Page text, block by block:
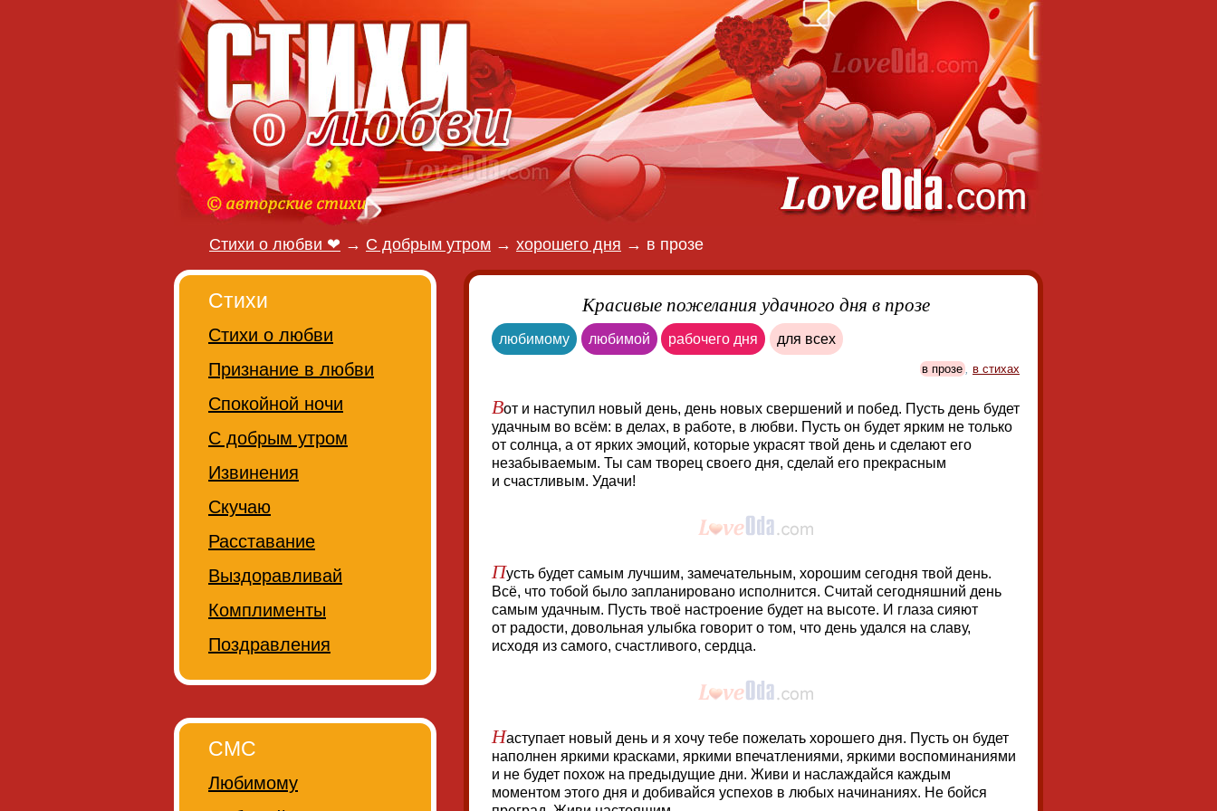
Стихи о любви ❤ → С добрым утром → хорошего дня → в прозе
Красивые пожелания удачного дня в прозе
любимому любимой рабочего дня для всех
в прозе в стихах
Вот и наступил новый день, день новых свершений и побед. Пусть день будет
удачным во всём: в делах, в работе, в любви. Пусть он будет ярким не только
от солнца, а от ярких эмоций, которые украсят твой день и сделают его
незабываемым. Ты сам творец своего дня, сделай его прекрасным
и счастливым. Удачи!
Пусть будет самым лучшим, замечательным, хорошим сегодня твой день.
Всё, что тобой было запланировано исполнится. Считай сегодняшний день
самым удачным. Пусть твоё настроение будет на высоте. И глаза сияют
от радости, довольная улыбка говорит о том, что день удался на славу,
исходя из самого, счастливого, сердца.
Наступает новый день и я хочу тебе пожелать хорошего дня. Пусть он будет
наполнен яркими красками, яркими впечатлениями, яркими воспоминаниями
и не будет похож на предыдущие дни. Живи и наслаждайся каждым
моментом этого дня и добивайся успехов в любых начинаниях. Не бойся
Стихи
Стихи о любви
Признание в любви
Спокойной ночи
С добрым утром
Извинения
Скучаю
Расставание
Выздоравливай
Комплименты
Поздравления
СМС
Любимому